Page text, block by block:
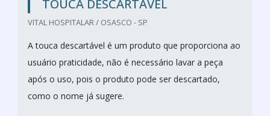
TOUCA DESCARTÁVEL
VITAL HOSPITALAR / OSASCO - SP
A touca descartável é um produto que proporciona ao
usuário praticidade, não é necessário lavar a peça
após o uso, pois o produto pode ser descartado,
como o nome já sugere.